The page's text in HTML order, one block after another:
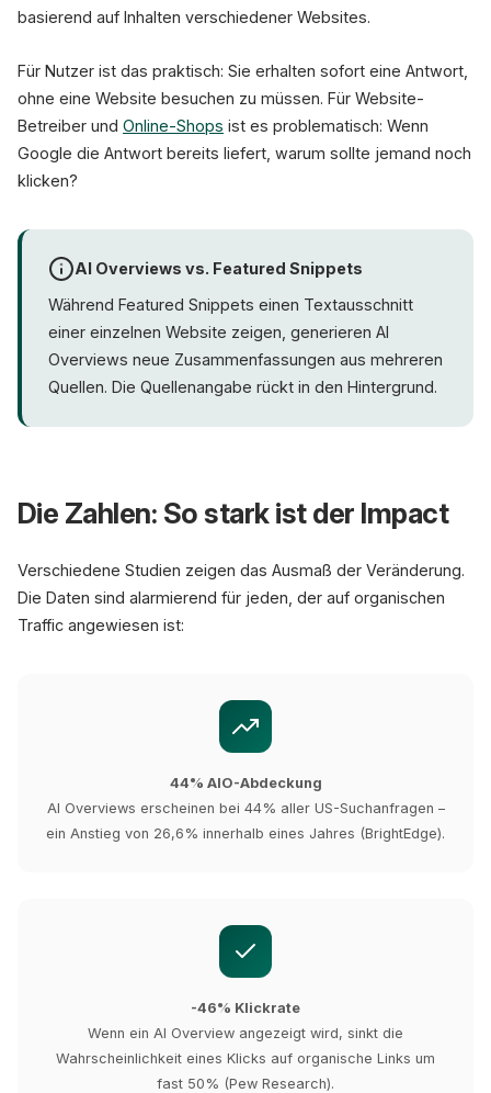
basierend auf Inhalten verschiedener Websites.
Für Nutzer ist das praktisch: Sie erhalten sofort eine Antwort,
ohne eine Website besuchen zu müssen. Für Website-
Betreiber und Online-Shops ist es problematisch: Wenn
Google die Antwort bereits liefert, warum sollte jemand noch
klicken?
AI Overviews vs. Featured Snippets
Während Featured Snippets einen Textausschnitt
einer einzelnen Website zeigen, generieren AI
Overviews neue Zusammenfassungen aus mehreren
Quellen. Die Quellenangabe rückt in den Hintergrund.
Die Zahlen: So stark ist der Impact
Verschiedene Studien zeigen das Ausmaß der Veränderung.
Die Daten sind alarmierend für jeden, der auf organischen
Traffic angewiesen ist:
44% AIO-Abdeckung
AI Overviews erscheinen bei 44% aller US-Suchanfragen –
ein Anstieg von 26,6% innerhalb eines Jahres (BrightEdge).
-46% Klickrate
Wenn ein AI Overview angezeigt wird, sinkt die
Wahrscheinlichkeit eines Klicks auf organische Links um
fast 50% (Pew Research).